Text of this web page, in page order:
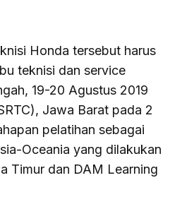
Honda tersebut harus
teknisi dan service
19-20 Agustus 2019
Jawa Barat pada 2
pelatihan sebagai
Oceania yang dilakukan
Timur dan DAM Learning